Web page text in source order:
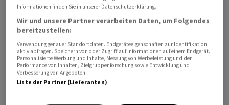
erstmals seit dreieinhalb Jahren einen Gewinnrückgang.
Unter dem Strich verdiente das chinesische
Unternehmen umgerechnet knapp 770 Millionen Euro,
wie aus einer Pflichtmitteilung vom Freitag hervorgeht.
Das sind 29,9 Prozent weniger als im Vorjahr. Für das
erste Halbjahr bleibt damit aber ein Umsatzplus von
23,3 Prozent und ein Gewinnanstieg von 13,8 Prozent.
Informationen finden Sie in unserer Datenschutzerklärung.
Wir und unsere Partner verarbeiten Daten, um Folgendes
bereitzustellen:
Verwendung genauer Standortdaten. Endgeräteeigenschaften zur Identifikation
aktiv abfragen. Speichern von oder Zugriff auf Informationen auf einem Endgerät.
Personalisierte Werbung und Inhalte, Messung von Werbeleistung und der
Performance von Inhalten, Zielgruppenforschung sowie Entwicklung und
Verbesserung von Angeboten.
Liste der Partner (Lieferanten)